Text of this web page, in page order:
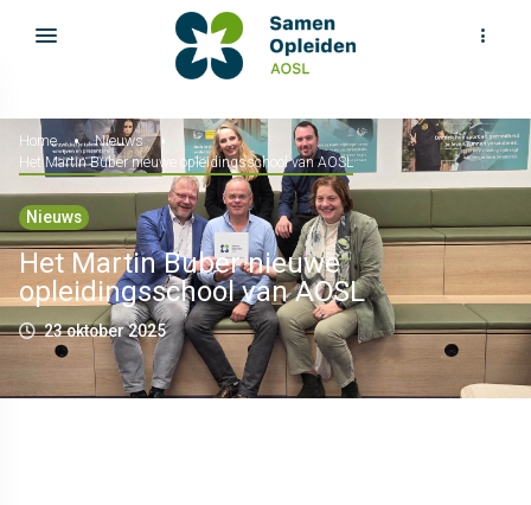
Home
Nieuws
Het Martin Buber nieuwe opleidingsschool van AOSL
Nieuws
Het Martin Buber nieuwe
opleidingsschool van AOSL
23 oktober 2025